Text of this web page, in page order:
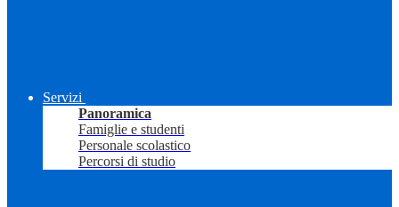
Servizi
Panoramica
Famiglie e studenti
Personale scolastico
Percorsi di studio